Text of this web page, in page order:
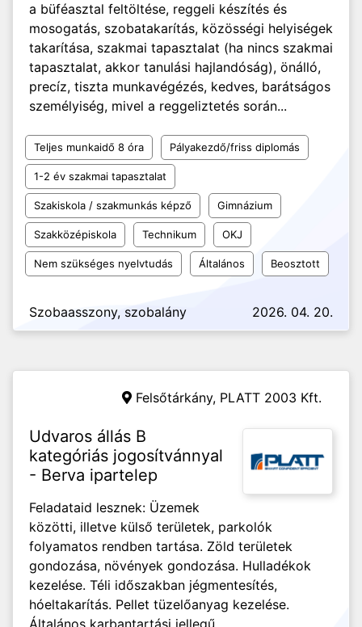
a büféasztal feltöltése, reggeli készítés és
mosogatás, szobatakarítás, közösségi helyiségek
takarítása, szakmai tapasztalat (ha nincs szakmai
tapasztalat, akkor tanulási hajlandóság), önálló,
precíz, tiszta munkavégézés, kedves, barátságos
személyiség, mivel a reggeliztetés során...
Teljes munkaidő 8 óra Pályakezdő/friss diplomás
1-2 év szakmai tapasztalat
Szakiskola / szakmunkás képző Gimnázium
Szakközépiskola Technikum OKJ
Nem szükséges nyelvtudás Általános Beosztott
Szobaasszony, szobalány 2026. 04. 20.
Felsőtárkány, PLATT 2003 Kft.
Udvaros állás B
kategóriás jogosítvánnyal
- Berva ipartelep
Feladataid lesznek: Üzemek
közötti, illetve külső területek, parkolók
folyamatos rendben tartása. Zöld területek
gondozása, növények gondozása. Hulladékok
kezelése. Téli időszakban jégmentesítés,
hóeltakarítás. Pellet tüzelőanyag kezelése.
Általános karbantartási jellegű...